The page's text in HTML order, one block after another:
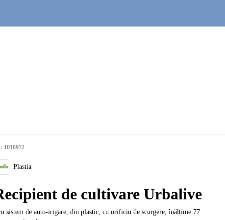
1018972
Plastia
de cultivare Urbalive
sistem de auto-irigare, din plastic, cu orificiu de scurgere, înălțime 77